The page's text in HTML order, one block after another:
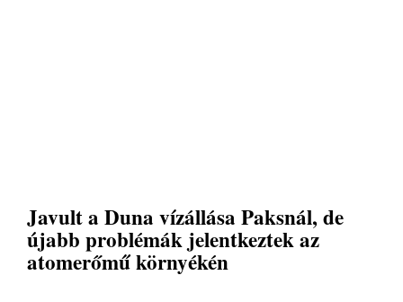
Javult a Duna vízállása Paksnál, de
újabb problémák jelentkeztek az
atomerőmű környékén